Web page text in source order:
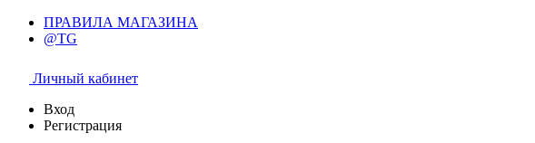
ПРАВИЛА МАГАЗИНА
@TG
Личный кабинет
Вход
Регистрация